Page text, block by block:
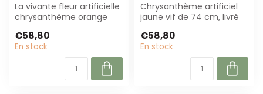
La vivante fleur artificielle
chrysanthème orange
les ...
€58,80
En stock
Chrysanthème artificiel
jaune vif de 74 cm, livré
de...
€58,80
En stock